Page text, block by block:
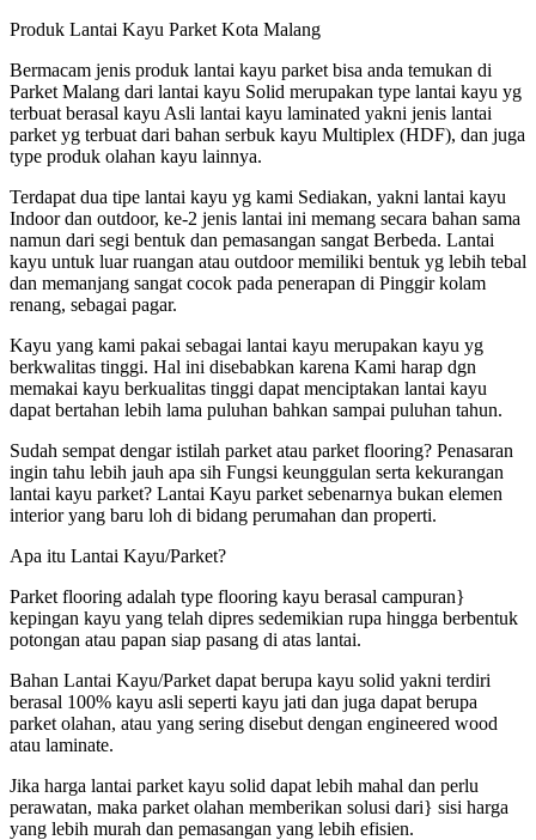
Produk Lantai Kayu Parket Kota Malang
Bermacam jenis produk lantai kayu parket bisa anda temukan di
Parket Malang dari lantai kayu Solid merupakan type lantai kayu yg
terbuat berasal kayu Asli lantai kayu laminated yakni jenis lantai
parket yg terbuat dari bahan serbuk kayu Multiplex (HDF), dan juga
type produk olahan kayu lainnya.
Terdapat dua tipe lantai kayu yg kami Sediakan, yakni lantai kayu
Indoor dan outdoor, ke-2 jenis lantai ini memang secara bahan sama
namun dari segi bentuk dan pemasangan sangat Berbeda. Lantai
kayu untuk luar ruangan atau outdoor memiliki bentuk yg lebih tebal
dan memanjang sangat cocok pada penerapan di Pinggir kolam
renang, sebagai pagar.
Kayu yang kami pakai sebagai lantai kayu merupakan kayu yg
berkwalitas tinggi. Hal ini disebabkan karena Kami harap dgn
memakai kayu berkualitas tinggi dapat menciptakan lantai kayu
dapat bertahan lebih lama puluhan bahkan sampai puluhan tahun.
Sudah sempat dengar istilah parket atau parket flooring? Penasaran
ingin tahu lebih jauh apa sih Fungsi keunggulan serta kekurangan
lantai kayu parket? Lantai Kayu parket sebenarnya bukan elemen
interior yang baru loh di bidang perumahan dan properti.
Apa itu Lantai Kayu/Parket?
Parket flooring adalah type flooring kayu berasal campuran}
kepingan kayu yang telah dipres sedemikian rupa hingga berbentuk
potongan atau papan siap pasang di atas lantai.
Bahan Lantai Kayu/Parket dapat berupa kayu solid yakni terdiri
berasal 100% kayu asli seperti kayu jati dan juga dapat berupa
parket olahan, atau yang sering disebut dengan engineered wood
atau laminate.
Jika harga lantai parket kayu solid dapat lebih mahal dan perlu
perawatan, maka parket olahan memberikan solusi dari} sisi harga
yang lebih murah dan pemasangan yang lebih efisien.